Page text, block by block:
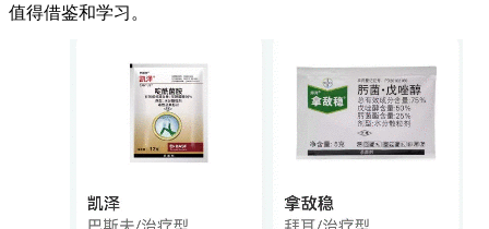
值得借鉴和学习。